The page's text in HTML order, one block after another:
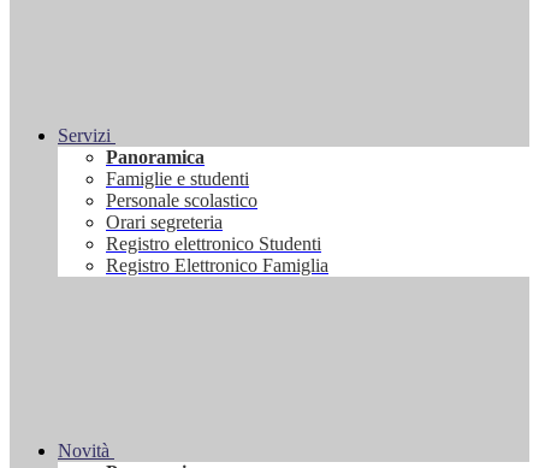
Servizi
Panoramica
Famiglie e studenti
Personale scolastico
Orari segreteria
Registro elettronico Studenti
Registro Elettronico Famiglia
Novità